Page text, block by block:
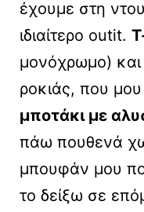
έχουμε στη
ιδιαίτερο outit.
μονόχρωμο)
ροκιάς, που
μποτάκι με
πάω πουθενά
μπουφάν μου
το δείξω σε